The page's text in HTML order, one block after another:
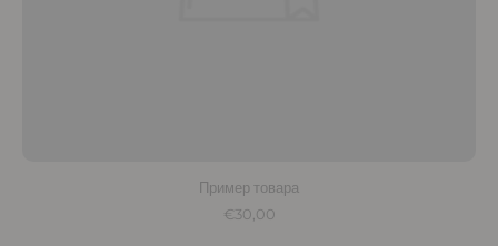
Пример товара
€30,00